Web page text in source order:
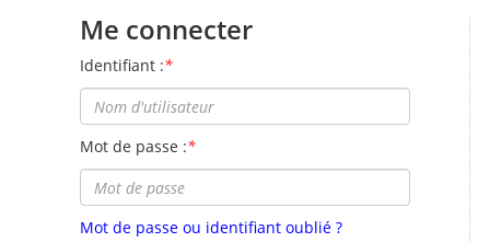
Me connecter
Identifiant :*
Mot de passe :*
Mot de passe ou identifiant oublié ?